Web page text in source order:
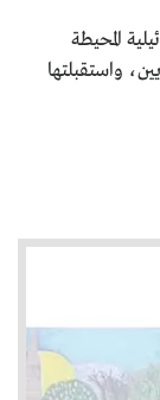
المحيطة
واستقبلتها